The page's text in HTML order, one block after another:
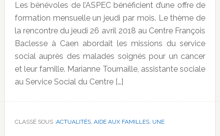
Les bénévoles de l’ASPEC bénéficient d’une offre de
formation mensuelle un jeudi par mois. Le thème de
la rencontre du jeudi 26 avril 2018 au Centre François
Baclesse à Caen abordait les missions du service
social auprès des malades soignés pour un cancer
et leur famille. Marianne Tournaille, assistante sociale
au Service Social du Centre […]
CLASSÉ SOUS :ACTUALITÉS, AIDE AUX FAMILLES, UNE